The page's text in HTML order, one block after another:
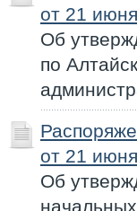
от 21
Об
по
от 21
Об